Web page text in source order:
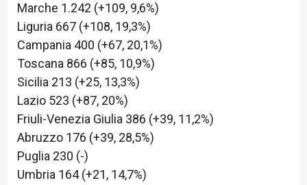
Marche 1.242 (+109, 9,6%)
Liguria 667 (+108, 19,3%)
Campania 400 (+67, 20,1%)
Toscana 866 (+85, 10,9%)
Sicilia 213 (+25, 13,3%)
Lazio 523 (+87, 20%)
Friuli-Venezia Giulia 386 (+39, 11,2%)
Abruzzo 176 (+39, 28,5%)
Puglia 230 (-)
Umbria 164 (+21, 14,7%)